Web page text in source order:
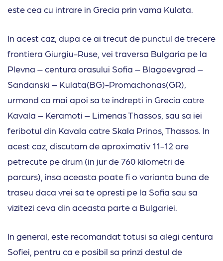
este cea cu intrare in Grecia prin vama Kulata.
In acest caz, dupa ce ai trecut de punctul de trecere
frontiera Giurgiu-Ruse, vei traversa Bulgaria pe la
Plevna – centura orasului Sofia – Blagoevgrad –
Sandanski – Kulata(BG)-Promachonas(GR),
urmand ca mai apoi sa te indrepti in Grecia catre
Kavala – Keramoti – Limenas Thassos, sau sa iei
feribotul din Kavala catre Skala Prinos, Thassos. In
acest caz, discutam de aproximativ 11-12 ore
petrecute pe drum (in jur de 760 kilometri de
parcurs), insa aceasta poate fi o varianta buna de
traseu daca vrei sa te opresti pe la Sofia sau sa
vizitezi ceva din aceasta parte a Bulgariei.
In general, este recomandat totusi sa alegi centura
Sofiei, pentru ca e posibil sa prinzi destul de